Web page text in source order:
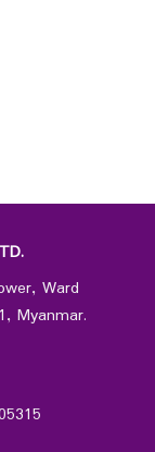
Ward
Myanmar.